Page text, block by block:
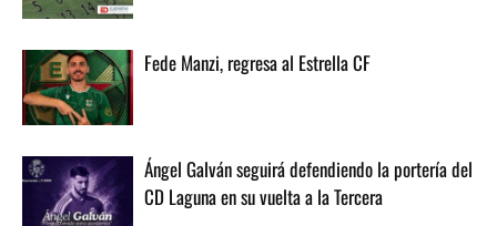
Fede Manzi, regresa al Estrella CF
Ángel Galván seguirá defendiendo la portería del
CD Laguna en su vuelta a la Tercera